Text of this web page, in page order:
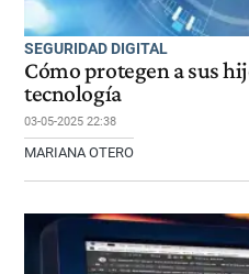
SEGURIDAD DIGITAL
Cómo protegen a sus
tecnología
03-05-2025 22:38
MARIANA OTERO